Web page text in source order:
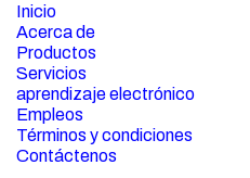
Inicio
Acerca de
Productos
Servicios
aprendizaje electrónico
Empleos
Términos y condiciones
Contáctenos